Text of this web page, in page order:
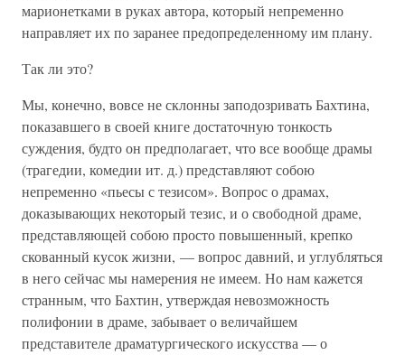
марионетками в руках автора, который непременно
направляет их по заранее предопределенному им плану.
Так ли это?
Мы, конечно, вовсе не склонны заподозривать Бахтина,
показавшего в своей книге достаточную тонкость
суждения, будто он предполагает, что все вообще драмы
(трагедии, комедии ит. д.) представляют собою
непременно «пьесы с тезисом». Вопрос о драмах,
доказывающих некоторый тезис, и о свободной драме,
представляющей собою просто повышенный, крепко
скованный кусок жизни, — вопрос давний, и углубляться
в него сейчас мы намерения не имеем. Но нам кажется
странным, что Бахтин, утверждая невозможность
полифонии в драме, забывает о величайшем
представителе драматургического искусства — о